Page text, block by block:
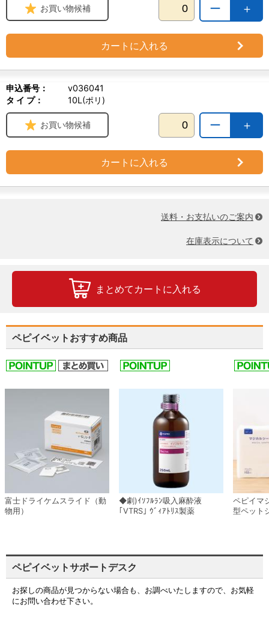
＋
ー
お買い物候補
カートに入れる
申込番号：
v036041
タ イ プ：
10L(ポリ)
＋
ー
お買い物候補
カートに入れる
送料・お支払いのご案内
在庫表示について
まとめてカートに入れる
ペピイベットおすすめ商品
富士ドライケムスライド（動
物用）
◆劇)ｲｿﾌﾙﾗﾝ吸入麻酔液
｢VTRS｣ ｳﾞｨｱﾄﾘｽ製薬
ペピイマ
型ペット
ペピイベットサポートデスク
お探しの商品が見つからない場合も、お調べいたしますので、お気軽
にお問い合わせ下さい。